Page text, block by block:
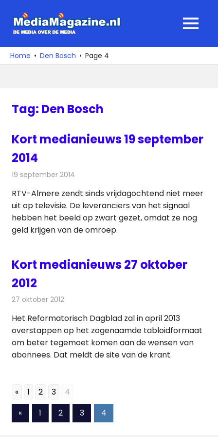
naar
media
over
MENU
Home Den Bosch Page 4
Tag: Den Bosch
Kort medianieuws 19 september
2014
19 september 2014
RTV-Almere zendt sinds vrijdagochtend niet meer
uit op televisie. De leveranciers van het signaal
hebben het beeld op zwart gezet, omdat ze nog
geld krijgen van de omroep.
Kort medianieuws 27 oktober
2012
27 oktober 2012
Het Reformatorisch Dagblad zal in april 2013
overstappen op het zogenaamde tabloidformaat
om beter tegemoet komen aan de wensen van
abonnees. Dat meldt de site van de krant.
« 1 2 3 4
Berichten
«Vorige
berichten
1 2 3 4